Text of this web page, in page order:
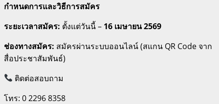
กำหนดการและวิธีการสมัคร
ระยะเวลาสมัคร: ตั้งแต่วันนี้ – 16 เมษายน 2569
ช่องทางสมัคร: สมัครผ่านระบบออนไลน์ (สแกน QR Code จาก
สื่อประชาสัมพันธ์)
ติดต่อสอบถาม
โทร: 0 2296 8358